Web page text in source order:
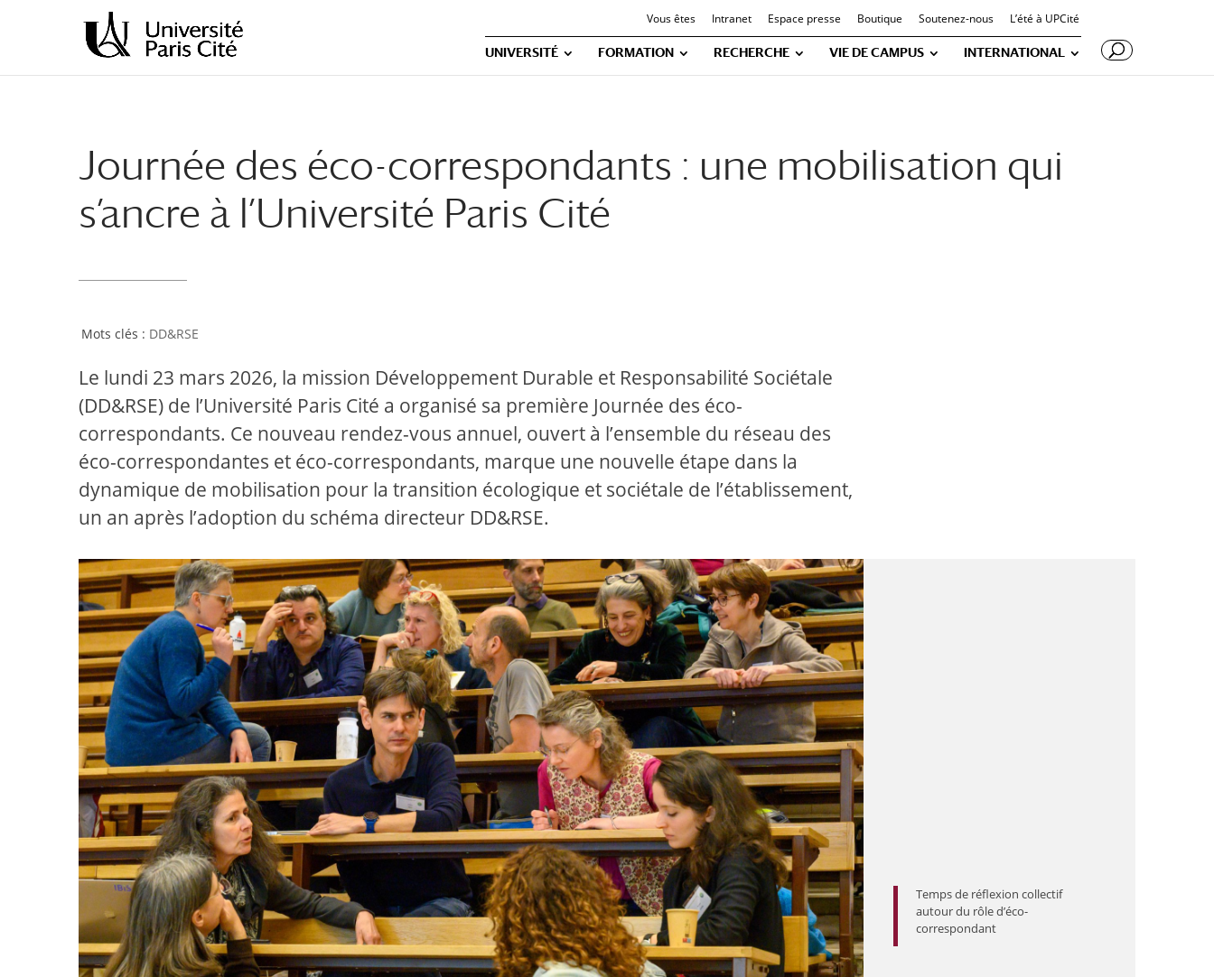
principal
navigation
Vous êtes Intranet Espace presse Boutique Soutenez-nous L’été à UPCité
UNIVERSITÉ FORMATION RECHERCHE VIE DE CAMPUS INTERNATIONAL
Journée des éco-correspondants : une mobilisation qui
s’ancre à l’Université Paris Cité
DD&RSE
Le lundi 23 mars 2026, la mission Développement Durable et Responsabilité Sociétale
(DD&RSE) de l’Université Paris Cité a organisé sa première Journée des éco-
correspondants. Ce nouveau rendez-vous annuel, ouvert à l’ensemble du réseau des
éco-correspondantes et éco-correspondants, marque une nouvelle étape dans la
dynamique de mobilisation pour la transition écologique et sociétale de l’établissement,
un an après l’adoption du schéma directeur DD&RSE.
Temps de réflexion collectif
autour du rôle d’éco-
correspondant